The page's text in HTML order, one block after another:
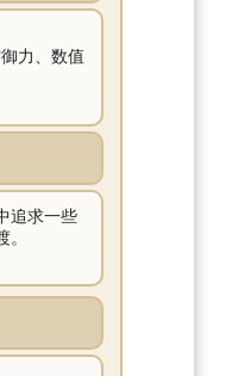
力、数值
追求一些